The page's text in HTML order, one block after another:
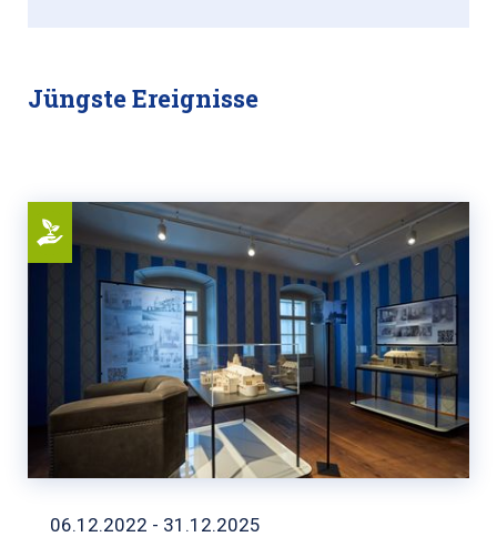
Jüngste Ereignisse
06.12.2022 - 31.12.2025